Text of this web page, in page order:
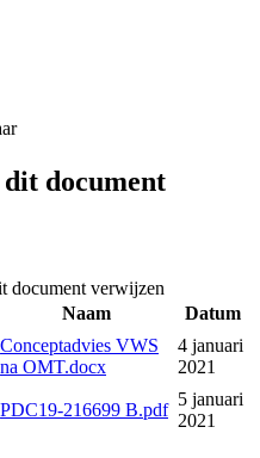
document
document verwijzen
Naam Datum
Conceptadvies VWS
na OMT.docx
4 januari
2021
PDC19-216699 B.pdf
5 januari
2021